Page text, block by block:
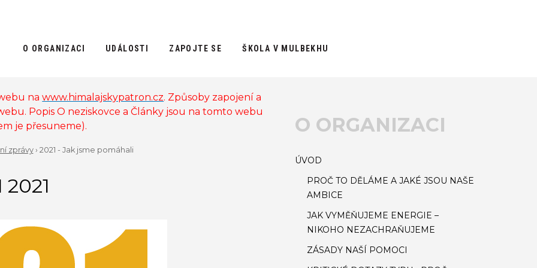
nawww.himalajskypatron.cz. Způsoby zapojení a
Popis O neziskovce a Články jsou na tomto webu
je přesuneme).
zprávy› 2021 - Jak jsme pomáhali
O ORGANIZACI UDÁLOSTI ZAPOJTE SE ŠKOLA V MULBEKHU
O ORGANIZACI
ÚVOD
PROČ TO DĚLÁME A JAKÉ JSOU NAŠE
AMBICE
JAK VYMĚŇUJEME ENERGIE –
NIKOHO NEZACHRAŇUJEME
ZÁSADY NAŠÍ POMOCI